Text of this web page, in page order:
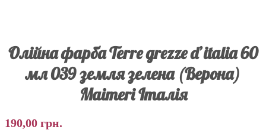
Олійна фарба Terre grezze d’italia 60
мл 039 земля зелена (Верона)
Maimeri Італія
190,00 грн.